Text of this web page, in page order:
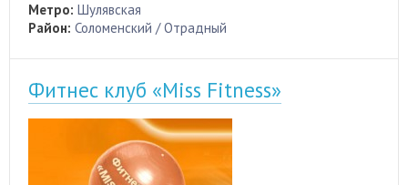
Метро: Шулявская
Район: Соломенский / Отрадный
Фитнес клуб «Miss Fitness»